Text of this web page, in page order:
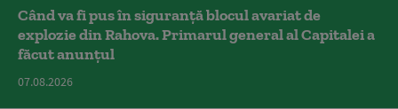
Când va fi pus în siguranță blocul avariat de
explozie din Rahova. Primarul general al Capitalei a
făcut anunțul
07.08.2026